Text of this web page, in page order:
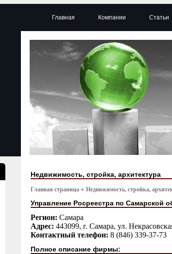
Главная Компании Статьи
Недвижимость, стройка, архитектура
Главная страница Недвижимость, стройка,
Управление Росреестра по Самарской
Регион: Самара
Адрес: 443099, г. Самара, ул.
Контактный телефон: 8 (846) 339-37-73
Полное описание фирмы: